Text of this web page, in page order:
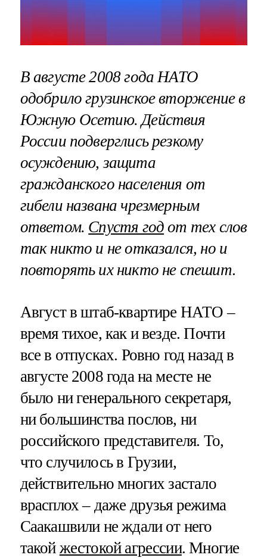
В августе 2008 года НАТО
одобрило грузинское вторжение в
Южную Осетию. Действия
России подверглись резкому
осуждению, защита
гражданского населения от
гибели названа чрезмерным
ответом. Спустя год от тех слов
так никто и не отказался, но и
повторять их никто не спешит.
Август в штаб-квартире НАТО –
время тихое, как и везде. Почти
все в отпусках. Ровно год назад в
августе 2008 года на месте не
было ни генерального секретаря,
ни большинства послов, ни
российского представителя. То,
что случилось в Грузии,
действительно многих застало
врасплох – даже друзья режима
Саакашвили не ждали от него
такой жестокой агрессии. Многие